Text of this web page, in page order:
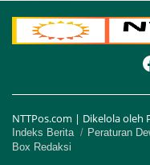
NTTPos.com | Dikelola oleh
Indeks Berita Peraturan
Box Redaksi